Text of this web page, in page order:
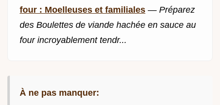
four : Moelleuses et familiales — Préparez
des Boulettes de viande hachée en sauce au
four incroyablement tendr...
À ne pas manquer: